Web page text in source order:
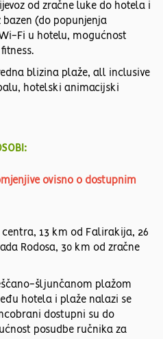
od zračne luke do hotela i
(do popunjenja
Fi u hotelu, mogućnost
blizina plaže, all inclusive
hotelski animacijski
ovisno o dostupnim
13 km od Falirakija, 26
Rodosa, 30 km od zračne
šljunčanom plažom
hotela i plaže nalazi se
dostupni su do
posudbe ručnika za